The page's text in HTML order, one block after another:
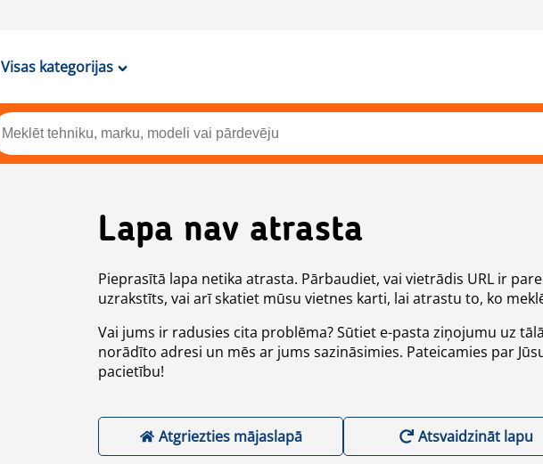
Visas kategorijas
Lapa nav atrasta
Pieprasītā lapa netika atrasta. Pārbaudiet, vai vietrādis URL ir
uzrakstīts, vai arī skatiet mūsu vietnes karti, lai atrastu to, ko
Vai jums ir radusies cita problēma? Sūtiet e-pasta ziņojumu uz
norādīto adresi un mēs ar jums sazināsimies. Pateicamies par
pacietību!
Atgriezties mājaslapā Atsvaidzināt lapu